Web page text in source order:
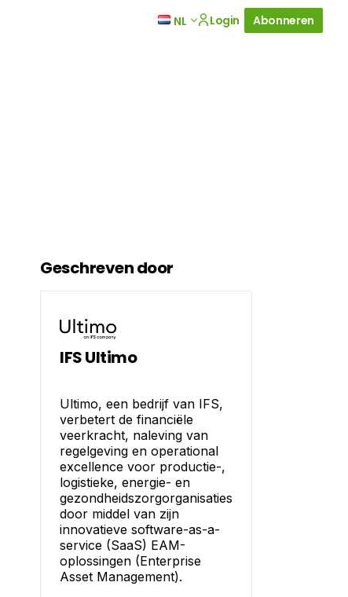
NL Login Abonneren
Geschreven door
IFS Ultimo
Ultimo, een bedrijf van IFS,
verbetert de financiële
veerkracht, naleving van
regelgeving en operational
excellence voor productie-,
logistieke, energie- en
gezondheidszorgorganisaties
door middel van zijn
innovatieve software-as-a-
service (SaaS) EAM-
oplossingen (Enterprise
Asset Management).